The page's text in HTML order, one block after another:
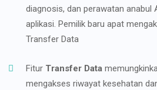
diagnosis, dan perawatan
aplikasi. Pemilik baru apat
Transfer Data
Fitur Transfer Data
mengakses riwayat kesehatan